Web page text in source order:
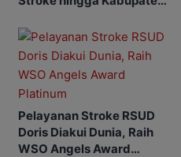
Pelayanan Stroke RSUD
Doris Diakui Dunia, Raih
WSO Angels Award